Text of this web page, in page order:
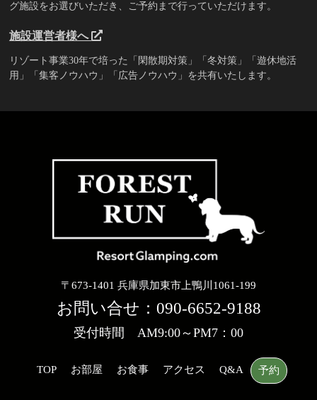
グ施設をお選びいただき、ご予約まで行っていただけます。
施設運営者様へ
リゾート事業30年で培った「閑散期対策」「冬対策」「遊休地活
用」「集客ノウハウ」「広告ノウハウ」を共有いたします。
〒673-1401 兵庫県加東市上鴨川1061-199
お問い合せ： 090-6652-9188
受付時間 AM9:00～PM7：00
TOP お部屋 お食事 アクセス Q&A 予約